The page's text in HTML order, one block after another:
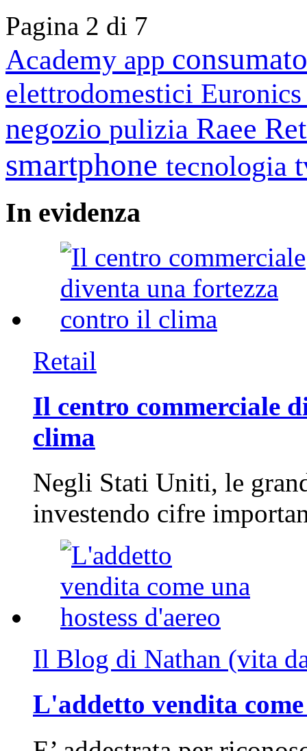
Pagina 2 di 7
Academy app
elettrodomestici
negozio pulizia Raee
smartphone tecnologia
In evidenza
Retail
Il centro commerciale
clima
Negli Stati Uniti, le
investendo cifre
Il Blog di Nathan (vita
L'addetto vendita